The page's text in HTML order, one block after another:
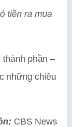
tiền ra mua
thành phần –
những chiêu
CBS News